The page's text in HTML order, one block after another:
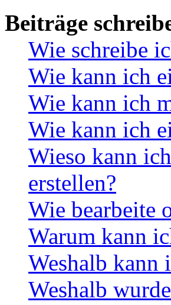
Beiträge
Wie schreibe
Wie kann ich
Wie kann ich
Wie kann ich
Wieso kann
erstellen?
Wie bearbeite
Warum kann
Weshalb kann
Weshalb